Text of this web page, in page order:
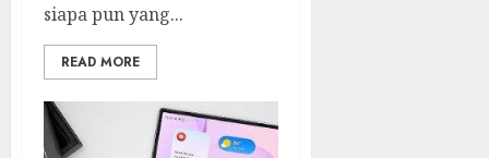
siapa pun yang...
READ MORE